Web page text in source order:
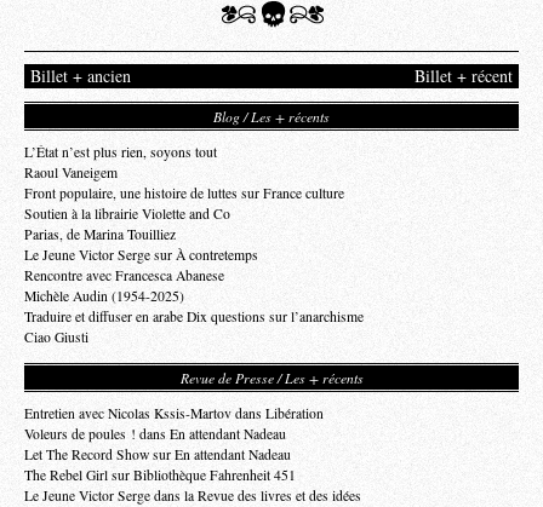
Billet + récent
Billet + ancien
Blog / Les + récents
L’État n’est plus rien, soyons tout
Raoul Vaneigem
Front populaire, une histoire de luttes sur France culture
Soutien à la librairie Violette and Co
Parias, de Marina Touilliez
Le Jeune Victor Serge sur À contretemps
Rencontre avec Francesca Abanese
Michèle Audin (1954-2025)
Traduire et diffuser en arabe Dix questions sur l’anarchisme
Ciao Giusti
Revue de Presse / Les + récents
Entretien avec Nicolas Kssis-Martov dans Libération
Voleurs de poules ! dans En attendant Nadeau
Let The Record Show sur En attendant Nadeau
The Rebel Girl sur Bibliothèque Fahrenheit 451
Le Jeune Victor Serge dans la Revue des livres et des idées